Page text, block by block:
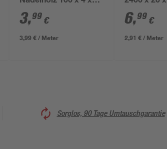
1,5 cm
3,99 €
3,99 € / Meter
6,99 €
2,91 € / Meter
Sorglos, 90 Tage Umtauschgarantie